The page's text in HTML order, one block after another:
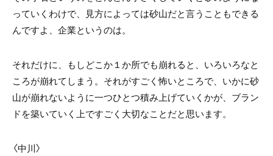
っていくわけで、見方によっては砂山だと言うこともできる
んですよ、企業というのは。
それだけに、もしどこか１か所でも崩れると、いろいろなと
ころが崩れてしまう。それがすごく怖いところで、いかに砂
山が崩れないように一つひとつ積み上げていくかが、ブラン
ドを築いていく上ですごく大切なことだと思います。
〈中川〉